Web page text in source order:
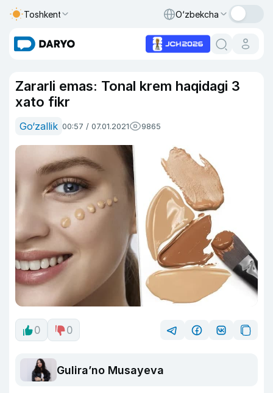
Toshkent O‘zbekcha
Zararli emas: Tonal krem haqidagi 3
xato fikr
Go‘zallik 00:57 / 07.01.2021 9865
0 0
Guliraʼno Musayeva